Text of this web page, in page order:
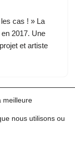
cas ! » La
2017. Une
et artiste
meilleure
nous utilisons ou